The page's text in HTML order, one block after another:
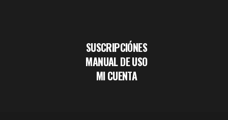
SUSCRIPCIÓNES
MANUAL DE USO
MI CUENTA